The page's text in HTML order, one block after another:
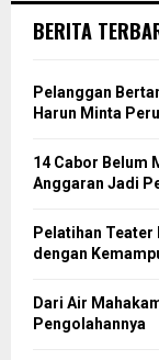
BERITA
Pelanggan
Harun Minta
14 Cabor Belum
Anggaran Jadi
Pelatihan Teater
dengan
Dari Air
Pengolahannya